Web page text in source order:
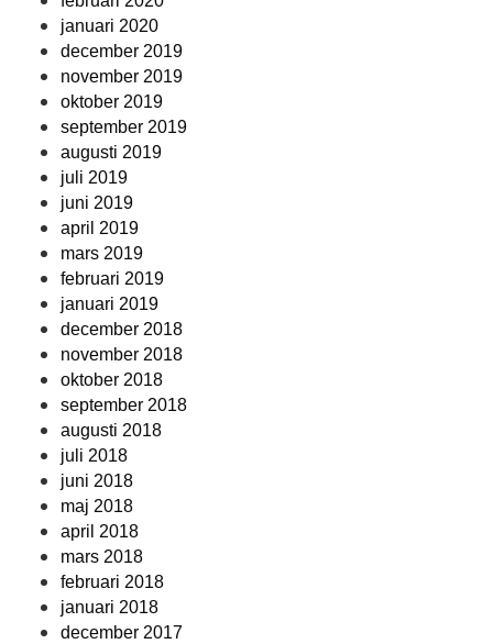
januari 2020
december 2019
november 2019
oktober 2019
september 2019
augusti 2019
juli 2019
juni 2019
april 2019
mars 2019
februari 2019
januari 2019
december 2018
november 2018
oktober 2018
september 2018
augusti 2018
juli 2018
juni 2018
maj 2018
april 2018
mars 2018
februari 2018
januari 2018
december 2017